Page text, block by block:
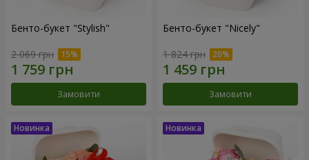
Бенто-букет "Stylish"
2 069 грн
Замовити
Бенто-букет "Nicely"
1 824 грн
Замовити